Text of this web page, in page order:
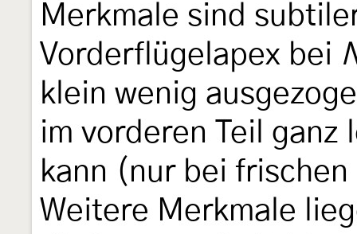
Merkmale sind
Vorderflügelapex bei
klein wenig
im vorderen Teil ganz
kann (nur bei
Weitere Merkmale